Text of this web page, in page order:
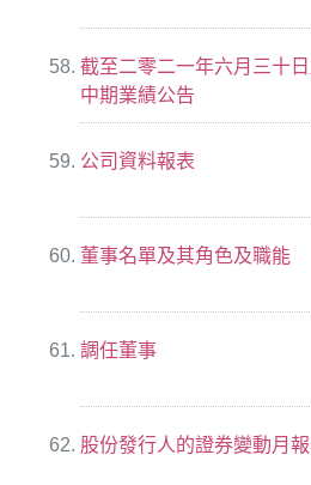
截至二零二一年六月三十
中期業績公告
公司資料報表
董事名單及其角色及職能
調任董事
股份發行人的證券變動月